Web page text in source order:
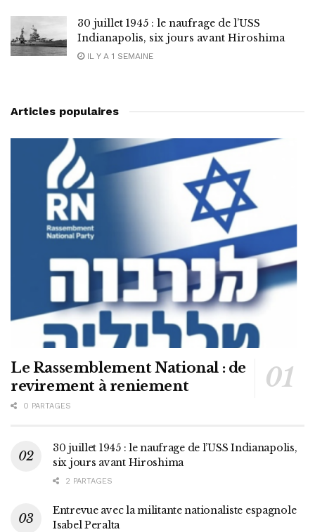
30 juillet 1945 : le naufrage de l’USS
Indianapolis, six jours avant Hiroshima
IL Y A 1 SEMAINE
Articles populaires
Le Rassemblement National : de
revirement à reniement
0 PARTAGES
30 juillet 1945 : le naufrage de l’USS Indianapolis,
six jours avant Hiroshima
2 PARTAGES
Entrevue avec la militante nationaliste espagnole
Isabel Peralta